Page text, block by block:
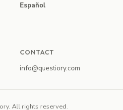
Español
CONTACT
info@questiory.com
All rights reserved.